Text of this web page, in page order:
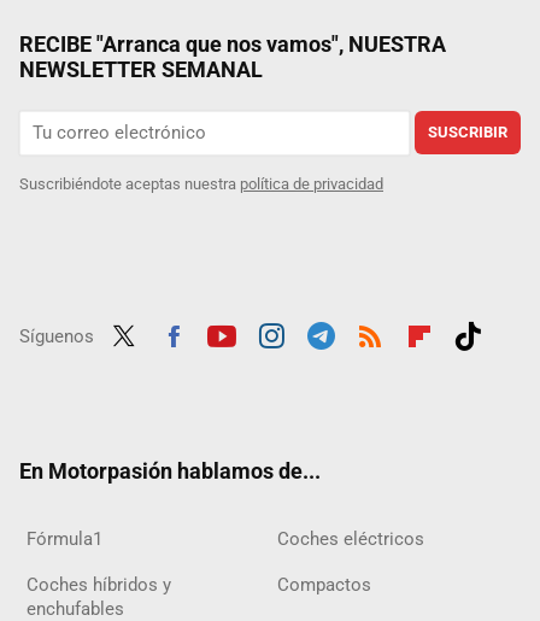
RECIBE "Arranca que nos vamos", NUESTRA
NEWSLETTER SEMANAL
SUSCRIBIR
Suscribiéndote aceptas nuestra política de privacidad
Síguenos
En Motorpasión hablamos de...
Fórmula1 Coches eléctricos
Coches híbridos y
enchufables
Compactos